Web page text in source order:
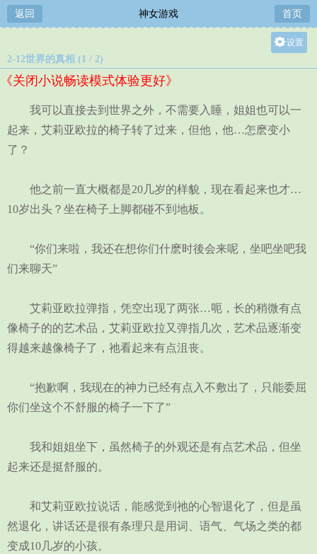
返回 神女游戏 首页
设置
中
小
2-12世界的真相 (1 / 2)
《关闭小说畅读模式体验更好》
我可以直接去到世界之外，不需要入睡，姐姐也可以一
起来，艾莉亚欧拉的椅子转了过来，但他，他…怎麽变小
了？
他之前一直大概都是20几岁的样貌，现在看起来也才…
10岁出头？坐在椅子上脚都碰不到地板。
“你们来啦，我还在想你们什麽时後会来呢，坐吧坐吧我
们来聊天”
艾莉亚欧拉弹指，凭空出现了两张…呃，长的稍微有点
像椅子的的艺术品，艾莉亚欧拉又弹指几次，艺术品逐渐变
得越来越像椅子了，祂看起来有点沮丧。
“抱歉啊，我现在的神力已经有点入不敷出了，只能委屈
你们坐这个不舒服的椅子一下了”
我和姐姐坐下，虽然椅子的外观还是有点艺术品，但坐
起来还是挺舒服的。
和艾莉亚欧拉说话，能感觉到祂的心智退化了，但是虽
然退化，讲话还是很有条理只是用词、语气、气场之类的都
变成10几岁的小孩。